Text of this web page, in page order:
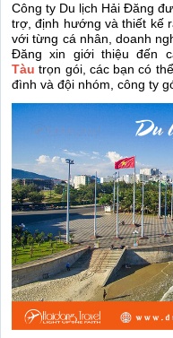
Công ty Du lịch Hải Đăng
trợ, định hướng và thiết kế
với từng cá nhân, doanh
Đăng xin giới thiệu đến
Tàu trọn gói, các bạn có
đình và đội nhóm, công ty